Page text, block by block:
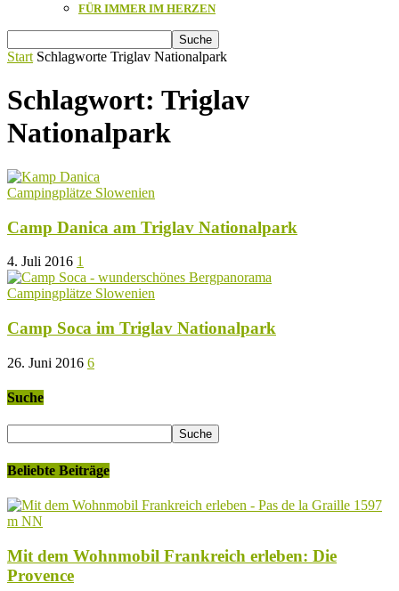
FÜR IMMER IM HERZEN
Start Schlagworte Triglav Nationalpark
Schlagwort: Triglav
Nationalpark
Campingplätze Slowenien
Camp Danica am Triglav Nationalpark
4. Juli 2016 1
Campingplätze Slowenien
Camp Soca im Triglav Nationalpark
26. Juni 2016 6
Suche
Beliebte Beiträge
Mit dem Wohnmobil Frankreich erleben: Die
Provence